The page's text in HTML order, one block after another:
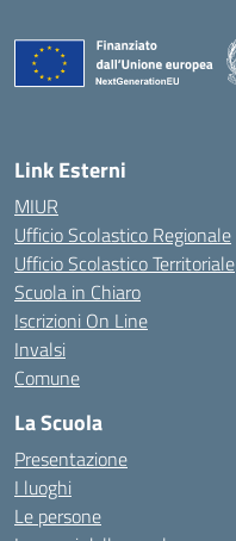
Link Esterni
MIUR
Ufficio Scolastico Regionale
Ufficio Scolastico Territoriale
Scuola in Chiaro
Iscrizioni On Line
Invalsi
Comune
La Scuola
Presentazione
I luoghi
Le persone